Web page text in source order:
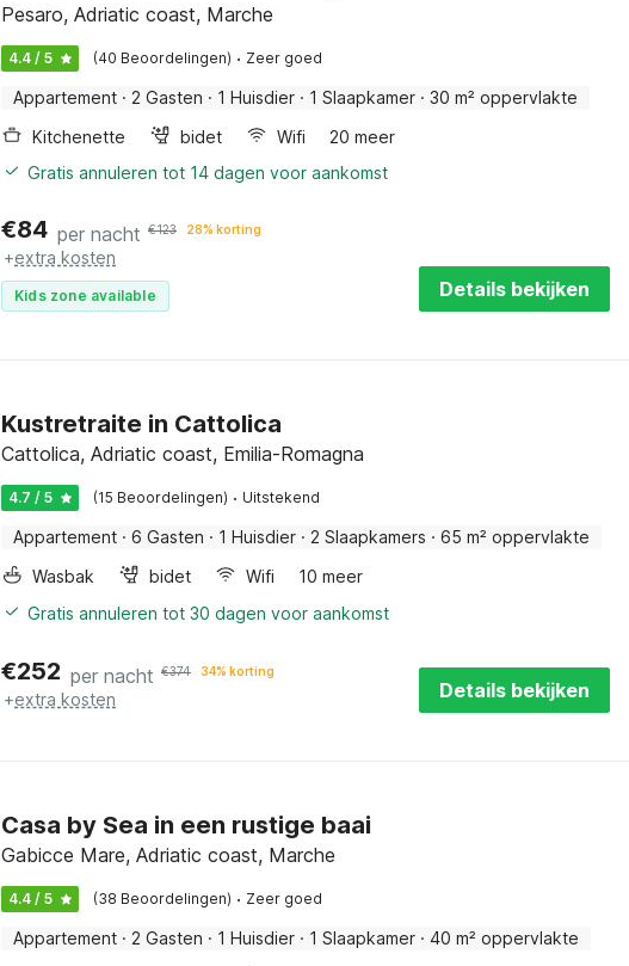
Pesaro, Adriatic coast, Marche
4.4 / 5 (40 Beoordelingen) · Zeer goed
Appartement · 2 Gasten · 1 Huisdier · 1 Slaapkamer · 30 m² oppervlakte
Kitchenette
bidet Wifi
20 meer
Gratis annuleren tot 14 dagen voor aankomst
€84 per nacht €123 28% korting
+extra kosten
Kids zone available Details bekijken
Kustretraite in Cattolica
Cattolica, Adriatic coast, Emilia-Romagna
4.7 / 5 (15 Beoordelingen) · Uitstekend
Appartement · 6 Gasten · 1 Huisdier · 2 Slaapkamers · 65 m² oppervlakte
Wasbak
bidet Wifi
10 meer
Gratis annuleren tot 30 dagen voor aankomst
€252 per nacht €374 34% korting
+extra kosten Details bekijken
Casa by Sea in een rustige baai
Gabicce Mare, Adriatic coast, Marche
4.4 / 5 (38 Beoordelingen) · Zeer goed
Appartement · 2 Gasten · 1 Huisdier · 1 Slaapkamer · 40 m² oppervlakte